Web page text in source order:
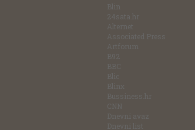
Blin
24sata.hr
Alternet
Associated Press
Artforum
B92
BBC
Blic
Blinx
Bussiness.hr
CNN
Dnevni avaz
Dnevni list